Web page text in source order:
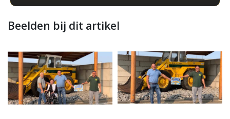
Beelden bij dit artikel